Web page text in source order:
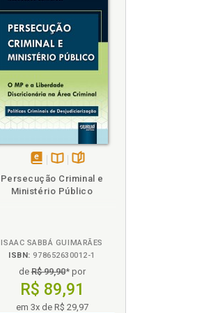
em
na
Persecução Criminal e
Ministério Público
ISAAC SABBÁ GUIMARÃES
ISBN: 978652630012-1
deR$ 99,90* por
R$ 89,91
em 3x de R$ 29,97